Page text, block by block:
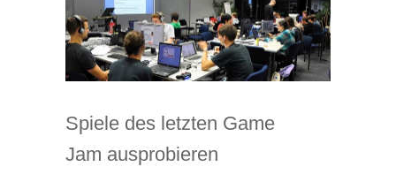
Spiele des letzten Game
Jam ausprobieren